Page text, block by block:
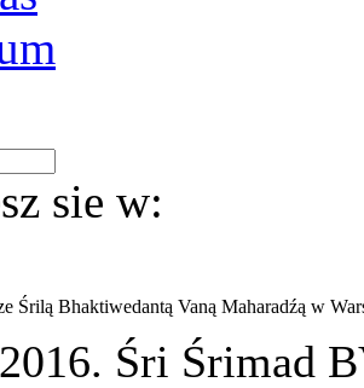
sie w:
Śrilą Bhaktiwedantą Vaną Maharadźą w
Śri Śrimad